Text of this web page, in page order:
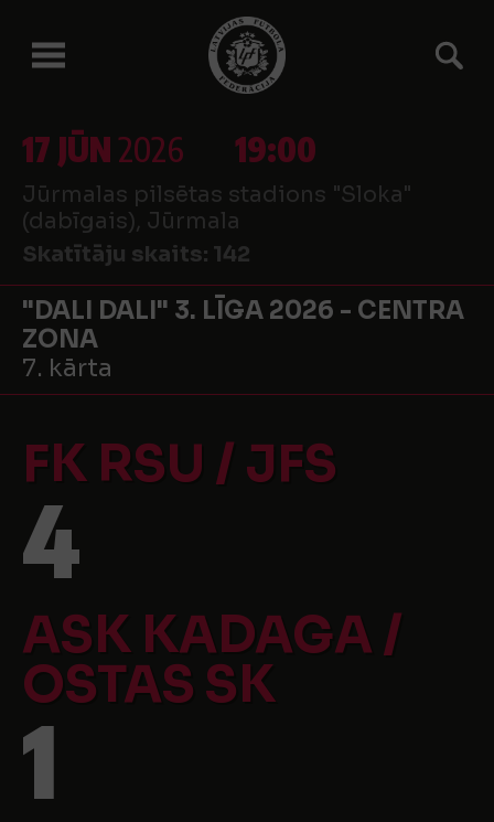
17 JŪN2026 19:00
Jūrmalas pilsētas stadions "Sloka"
(dabīgais), Jūrmala
Skatītāju skaits: 142
"DALI DALI" 3. LĪGA 2026 - CENTRA
ZONA
7. kārta
FK RSU / JFS
4
ASK KADAGA /
OSTAS SK
1